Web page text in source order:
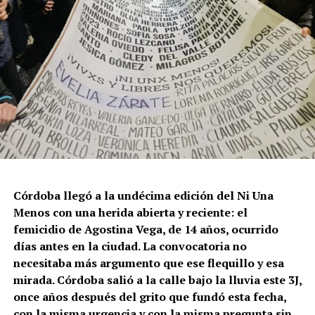
Córdoba llegó a la undécima edición del Ni Una
Menos con una herida abierta y reciente: el
femicidio de Agostina Vega, de 14 años, ocurrido
días antes en la ciudad. La convocatoria no
necesitaba más argumento que ese flequillo y esa
mirada. Córdoba salió a la calle bajo la lluvia este 3J,
once años después del grito que fundó esta fecha,